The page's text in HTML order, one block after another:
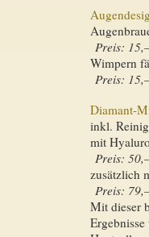
Preis:
Wimpern
Preis:
Diamant-
inkl.
mit
Preis:
zusätzlich
Preis:
Mit dieser